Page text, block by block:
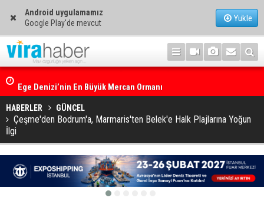
Android uygulamamız
Google Play'de mevcut
Yükle
Ege Denizi’nin En Büyük Mercan Ormanı
HABERLER GÜNCEL
Çeşme'den Bodrum'a, Marmaris'ten Belek'e Halk Plajlarına Yoğun
İlgi